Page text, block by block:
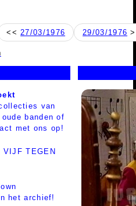
<< 27/03/1976 29/03/1976
van
banden of
met ons op!
TEGEN
het archief!